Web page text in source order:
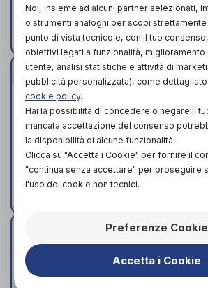
Chiusura con un tirante in
velcrabile.
Indicazioni
Tendiniti
Tendinopatia di De Quervain
Rizoartrosi
Postumi di frattura di
Lesione di Steiner
Post operatorio.
1
CIRCONFERENZA POLSO (CM)
14/18
Noi, insieme ad alcuni partner selezionati,
o strumenti analoghi per scopi
punto di vista tecnico e, con il tuo
obiettivi legati a funzionalità,
utente, analisi statistiche e attività di
pubblicità personalizzata), come
cookie policy.
Hai la possibilità di concedere o negare il
mancata accettazione del consenso
la disponibilità di alcune funzionalità.
Clicca su "Accetta i Cookie" per fornire il
"continua senza accettare" per proseguire
l'uso dei cookie non tecnici.
Preferenze Cookie
Accetta i Cookie